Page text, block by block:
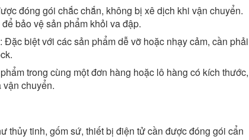
đóng gói chắc chắn, không bị xê dịch khi vận chuyển.
bảo vệ sản phẩm khỏi va đập.
: Đặc biệt với các sản phẩm dễ vỡ hoặc nhạy cảm, cần phải
trong cùng một đơn hàng hoặc lô hàng có kích thước,
chuyển.
thủy tinh, gốm sứ, thiết bị điện tử cần được đóng gói cẩn